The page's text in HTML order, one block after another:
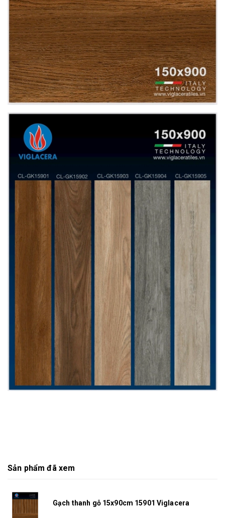
Sản phẩm đã xem
Gạch thanh gỗ 15x90cm 15901 Viglacera